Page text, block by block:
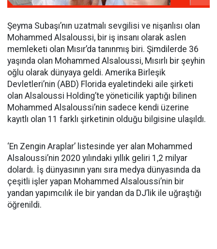
Şeyma Subaşı’nın uzatmalı sevgilisi ve nişanlısı olan
Mohammed Alsaloussi, bir iş insanı olarak aslen
memleketi olan Mısır’da tanınmış biri. Şimdilerde 36
yaşında olan Mohammed Alsaloussi, Mısırlı bir şeyhin
oğlu olarak dünyaya geldi. Amerika Birleşik
Devletleri’nin (ABD) Florida eyaletindeki aile şirketi
olan Alsaloussi Holding’te yöneticilik yaptığı bilinen
Mohammed Alsaloussi’nin sadece kendi üzerine
kayıtlı olan 11 farklı şirketinin olduğu bilgisine ulaşıldı.
‘En Zengin Araplar’ listesinde yer alan Mohammed
Alsaloussi’nin 2020 yılındaki yıllık geliri 1,2 milyar
dolardı. İş dünyasının yanı sıra medya dünyasında da
çeşitli işler yapan Mohammed Alsaloussi’nin bir
yandan yapımcılık ile bir yandan da DJ’lik ile uğraştığı
öğrenildi.